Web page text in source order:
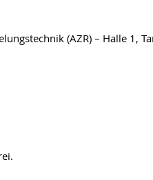
(AZR) – Halle 1,